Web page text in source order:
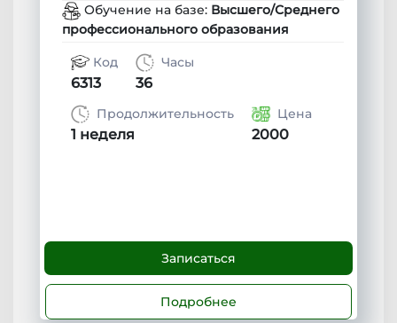
Обучение на базе: Высшего/Среднего
профессионального образования
Код
6313
Часы
36
Продолжительность
1 неделя
Цена
2000
Записаться
Подробнее